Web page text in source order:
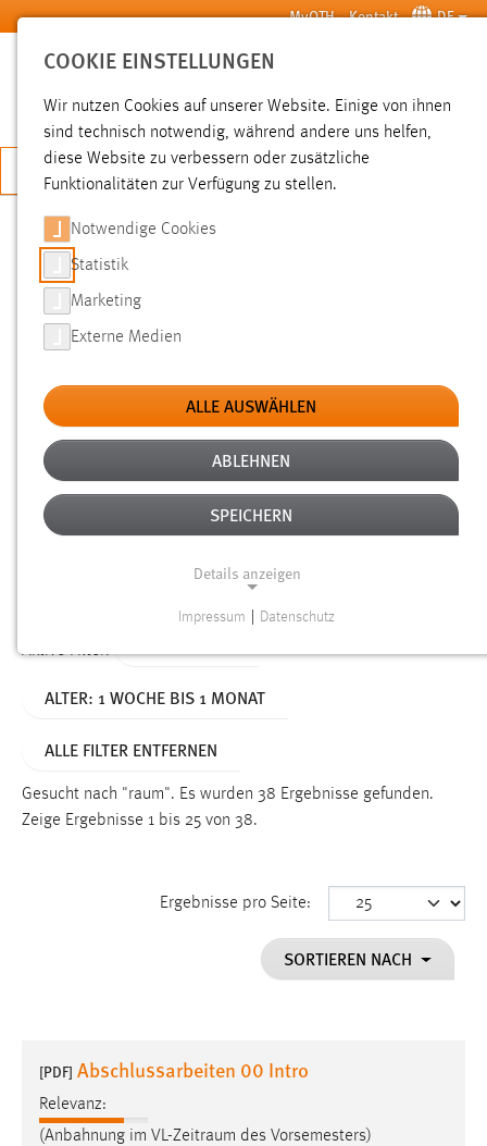
Zum Hauptinhalt springen MyOTH Kontakt DE
SUCHE
JETZT BEWERBEN
SUCHE
FILTER
Typ
Erstellungsdatum
Alter
Aktive Filter:
ALTER: 1 WOCHE BIS 1 MONAT
ALLE FILTER ENTFERNEN
Gesucht nach "raum". Es wurden 38 Ergebnisse gefunden.
Zeige Ergebnisse 1 bis 25 von 38.
Ergebnisse pro Seite:
SORTIEREN NACH
[PDF] Abschlussarbeiten 00 Intro
Relevanz:
(Anbahnung im VL-Zeitraum des Vorsemesters)
COOKIE EINSTELLUNGEN
Wir nutzen Cookies auf unserer Website. Einige von ihnen
sind technisch notwendig, während andere uns helfen,
diese Website zu verbessern oder zusätzliche
Funktionalitäten zur Verfügung zu stellen.
Notwendige Cookies
Statistik
Marketing
Externe Medien
ALLE AUSWÄHLEN
ABLEHNEN
SPEICHERN
Details anzeigen
Funktionen und sind für die einwandfreie Funktion der
Name:
Dieser Cookie speichert die ausgewählten Einverständnis-
Performance
Name:
staticfilecache
Impressum Datenschutz